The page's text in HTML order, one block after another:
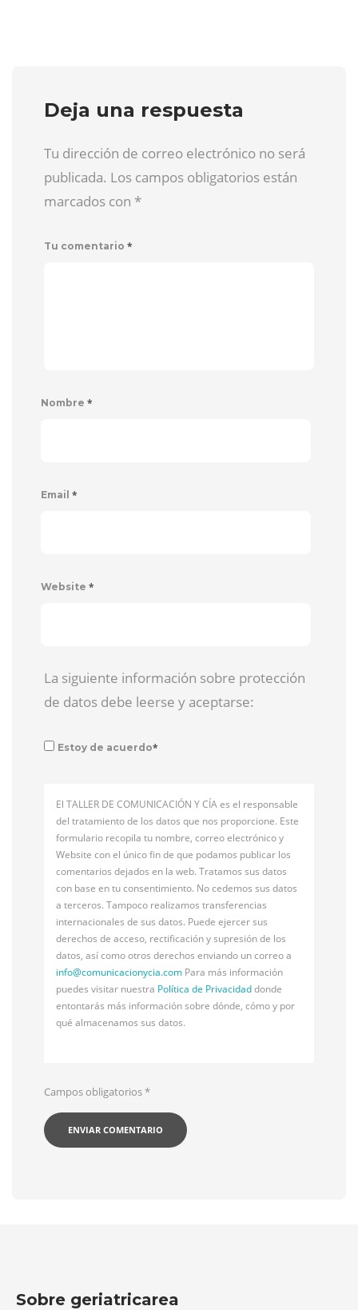
Deja una respuesta
Tu dirección de correo electrónico no será
publicada. Los campos obligatorios están
marcados con *
Tu comentario *
Nombre *
Email *
Website *
La siguiente información sobre protección
de datos debe leerse y aceptarse:
Estoy de acuerdo*
El TALLER DE COMUNICACIÓN Y CÍA es el responsable
del tratamiento de los datos que nos proporcione. Este
formulario recopila tu nombre, correo electrónico y
Website con el único fin de que podamos publicar los
comentarios dejados en la web. Tratamos sus datos
con base en tu consentimiento. No cedemos sus datos
a terceros. Tampoco realizamos transferencias
internacionales de sus datos. Puede ejercer sus
derechos de acceso, rectificación y supresión de los
datos, así como otros derechos enviando un correo a
info@comunicacionycia.com Para más información
puedes visitar nuestra Política de Privacidaddonde
entontarás más información sobre dónde, cómo y por
qué almacenamos sus datos.
Campos obligatorios*
Sobre geriatricarea